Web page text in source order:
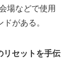
場などで使用
がある。
セットを手伝